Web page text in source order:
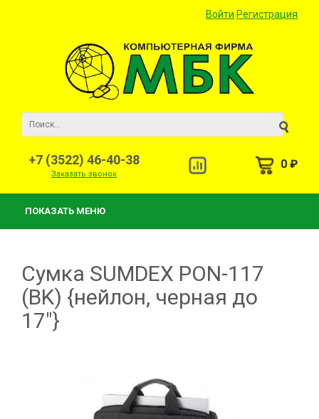
Войти Регистрация
+7 (3522) 46-40-38
Заказать звонок
0 ₽
ПОКАЗАТЬ МЕНЮ
Сумка SUMDEX PON-117
(BK) {нейлон, черная до
17"}